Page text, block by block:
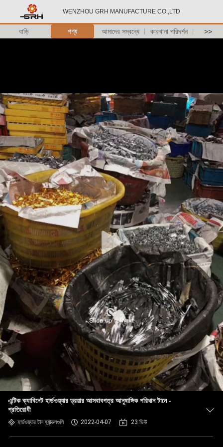
WENZHOU GRH MANUFACTURE CO.,LTD
বাড়ি পণ্য আমাদের সম্বন্ধে কারখানা পরিদর্শন >>
এন্টিক ক্যাবিনেট হার্ডওয়্যার ড্রয়ার আসবাবপত্র আনুষাঙ্গিক পরিধান টানে -
প্রতিরোধী
হার্ডওয়্যার টান হ্যান্ডলগুলি 2022-04-07 23 ভিউ